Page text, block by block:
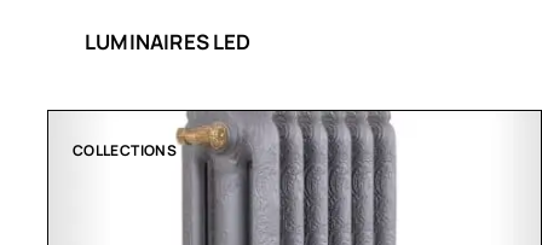
LUMINAIRES LED
COLLECTIONS